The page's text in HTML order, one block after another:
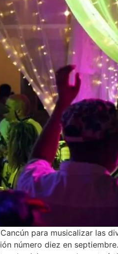
para musicalizar las
número diez en